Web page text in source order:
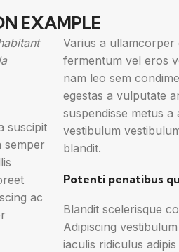
EXAMPLE
suscipit
semper
ac
Varius a
fermentum vel eros
nam leo sem
egestas a vulputate
suspendisse metus
vestibulum
blandit.
Potenti penatibus
Blandit scelerisque
Adipiscing
iaculis ridiculus